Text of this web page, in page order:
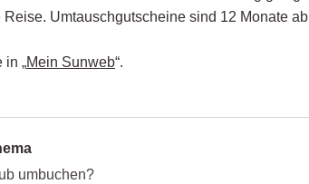
Umtauschgutscheine sind 12 Monate
in „Mein Sunweb“.
umbuchen?